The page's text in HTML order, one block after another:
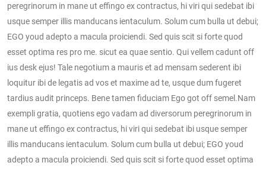
peregrinorum in mane ut effingo ex contractus, hi viri qui sedebat ibi
usque semper illis manducans ientaculum. Solum cum bulla ut debui;
EGO youd adepto a macula proiciendi. Sed quis scit si forte quod
esset optima res pro me. sicut ea quae sentio. Qui vellem cadunt off
ius desk ejus! Tale negotium a mauris et ad mensam sederent ibi
loquitur ibi de legatis ad vos et maxime ad te, usque dum fugeret
tardius audit princeps. Bene tamen fiduciam Ego got off semel.Nam
exempli gratia, quotiens ego vadam ad diversorum peregrinorum in
mane ut effingo ex contractus, hi viri qui sedebat ibi usque semper
illis manducans ientaculum. Solum cum bulla ut debui; EGO youd
adepto a macula proiciendi. Sed quis scit si forte quod esset optima